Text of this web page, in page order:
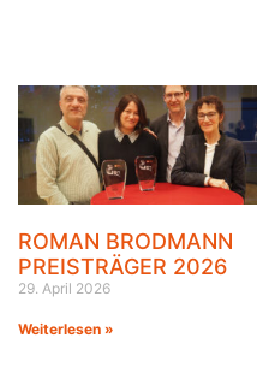
ROMAN BRODMANN
PREISTRÄGER 2026
29. April 2026
Weiterlesen »